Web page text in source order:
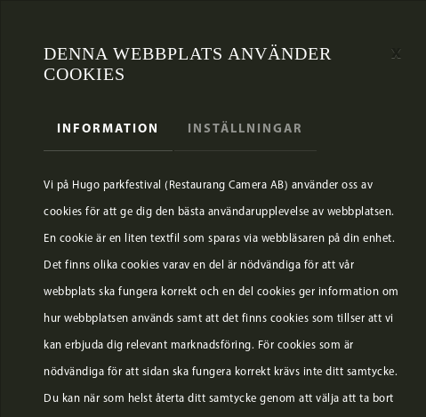
x
DENNA WEBBPLATS ANVÄNDER
COOKIES
INFORMATION INSTÄLLNINGAR
Vi på Hugo parkfestival (Restaurang Camera AB) använder oss av
cookies för att ge dig den bästa användarupplevelse av webbplatsen.
En cookie är en liten textfil som sparas via webbläsaren på din enhet.
Det finns olika cookies varav en del är nödvändiga för att vår
webbplats ska fungera korrekt och en del cookies ger information om
hur webbplatsen används samt att det finns cookies som tillser att vi
kan erbjuda dig relevant marknadsföring. För cookies som är
nödvändiga för att sidan ska fungera korrekt krävs inte ditt samtycke.
Du kan när som helst återta ditt samtycke genom att välja att ta bort